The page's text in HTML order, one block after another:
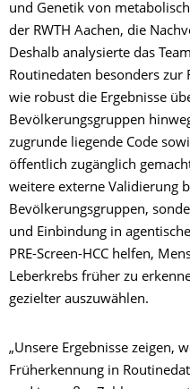
und Genetik von
der RWTH Aachen, die
Deshalb analysierte das
Routinedaten besonders zur
wie robust die Ergebnisse
Bevölkerungsgruppen
zugrunde liegende Code
öffentlich zugänglich
weitere externe Validierung
Bevölkerungsgruppen,
und Einbindung in
PRE-Screen-HCC helfen,
Leberkrebs früher zu
gezielter auszuwählen.
„Unsere Ergebnisse zeigen,
Früherkennung in